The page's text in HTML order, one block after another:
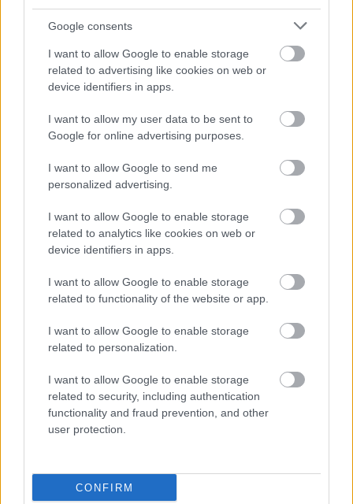
Google consents
I want to allow Google to enable storage
related to advertising like cookies on web or
device identifiers in apps.
I want to allow my user data to be sent to
Google for online advertising purposes.
I want to allow Google to send me
personalized advertising.
I want to allow Google to enable storage
related to analytics like cookies on web or
device identifiers in apps.
I want to allow Google to enable storage
related to functionality of the website or app.
I want to allow Google to enable storage
related to personalization.
I want to allow Google to enable storage
related to security, including authentication
functionality and fraud prevention, and other
user protection.
CONFIRM
ΠΕΝΥ ΡΟΝΤΟΓΙΑΝΝΗ
στο σήμερα: Tο τρίτο
ευρωπαϊκό ραντεβού του
οι σημαντικότερες νίκες του
Α.Ο. Θήρας